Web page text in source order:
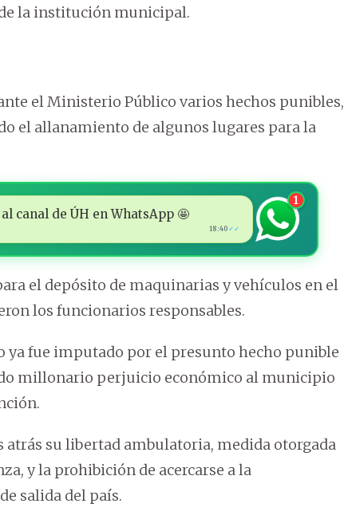
la institución municipal.
el Ministerio Público varios hechos punibles,
el allanamiento de algunos lugares para la
canal de ÚH en WhatsApp 🤩
18:40 ✓✓
1
el depósito de maquinarias y vehículos en el
los funcionarios responsables.
ya fue imputado por el presunto hecho punible
millonario perjuicio económico al municipio
atrás su libertad ambulatoria, medida otorgada
y la prohibición de acercarse a la
salida del país.